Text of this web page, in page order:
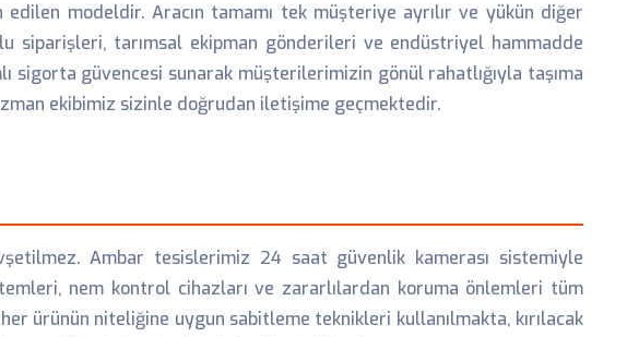
modeldir. Aracın tamamı tek müşteriye ayrılır ve yükün diğer
siparişleri, tarımsal ekipman gönderileri ve endüstriyel hammadde
sigorta güvencesi sunarak müşterilerimizin gönül rahatlığıyla taşıma
ekibimiz sizinle doğrudan iletişime geçmektedir.
Ambar tesislerimiz 24 saat güvenlik kamerası sistemiyle
nem kontrol cihazları ve zararlılardan koruma önlemleri tüm
ürünün niteliğine uygun sabitleme teknikleri kullanılmakta, kırılacak